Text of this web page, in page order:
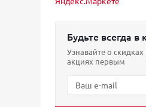
Будьте всегда в
Узнавайте о скидках
акциях первым